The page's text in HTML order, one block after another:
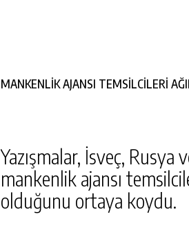
MANKENLİK AJANSI TEMSİLCİLERİ
Yazışmalar, İsveç,
mankenlik ajansı
olduğunu ortaya koydu.